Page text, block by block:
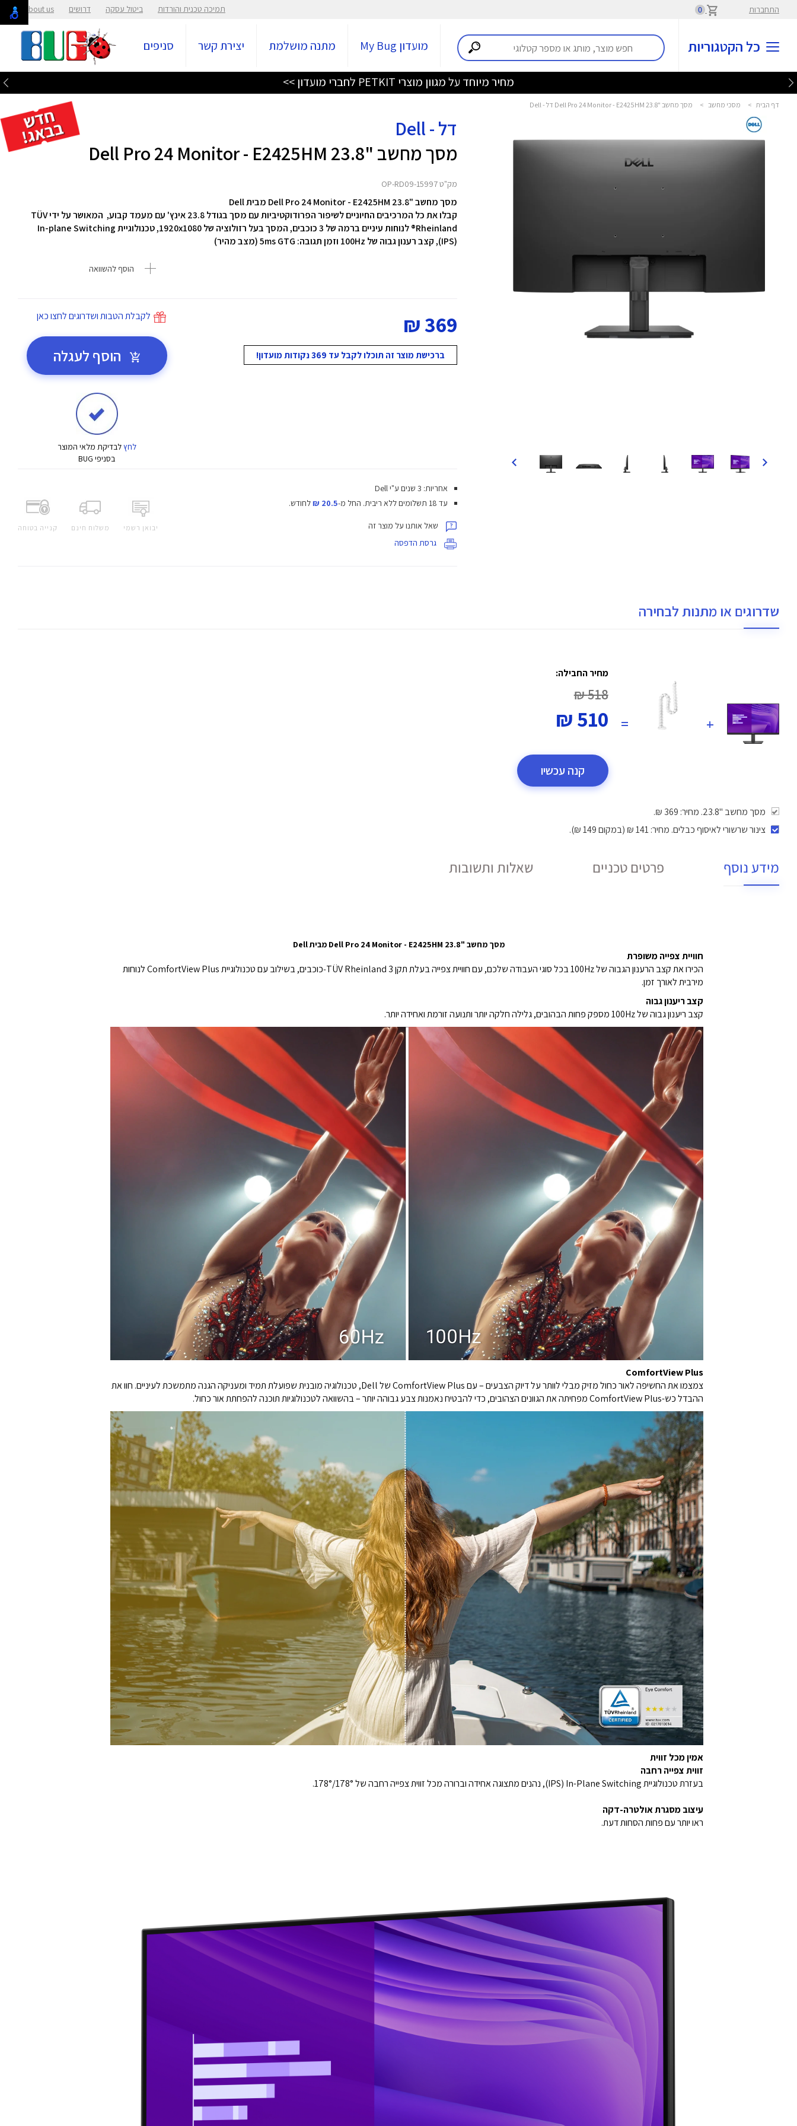
התחברות 0 תמיכה טכנית והורדות ביטול עסקה דרושים About us
כל הקטגוריות מועדון My Bug מתנה מושלמת יצירת קשר סניפים
מחיר מיוחד על מגוון מוצרי PETKIT לחברי מועדון >>
דף הבית > מסכי מחשב > מסך מחשב "23.8 Dell Pro 24 Monitor - E2425HM דל - Dell
דל - Dell
מסך מחשב "23.8 Dell Pro 24 Monitor - E2425HM
מק"ט OP-RD09-15997
מסך מחשב "23.8 Dell Pro 24 Monitor - E2425HM מבית Dell
קבלו את כל המרכיבים החיוניים לשיפור הפרודוקטיביות עם מסך בגודל ‎23.8‎ אינץ' עם מעמד קבוע, המאושר על ידי TÜV
Rheinland® לנוחות עיניים ברמה של 3 כוכבים, המסך בעל רזולוציה של ‎1920x1080‎, טכנולוגיית In-plane Switching
‏(IPS)‎, קצב רענון גבוה של ‎100Hz וזמן תגובה: ‎‎5ms GTG (מצב מהיר)‎
הוסף להשוואה
369 ₪
ברכישת מוצר זה תוכלו לקבל עד 369 נקודות מועדון!
לקבלת הטבות ושדרוגים לחצו כאן
הוסף לעגלה
לחץלבדיקת מלאי המוצר
בסניפי BUG
יבואן רשמי משלוח חינם קנייה בטוחה
אחריות: 3 שנים ע"י Dell
עד 18 תשלומים ללא ריבית.
החל מ-20.5 ₪ לחודש.
שאל אותנו על מוצר זה
גרסת הדפסה
שדרוגים או מתנות לבחירה
+
=
מחיר החבילה:
518 ₪
510 ₪
קנה עכשיו
מסך מחשב "23.8. מחיר: 369 ₪.
צינור שרשורי לאיסוף כבלים. מחיר: 141 ₪ (במקום 149 ₪).
מידע נוסף פרטים טכניים שאלות ותשובות
מסך מחשב "23.8 Dell Pro 24 Monitor - E2425HM מבית Dell
חוויית צפייה משופרת
הכירו את קצב הרענון הגבוה של ‎100Hz‎ בכל סוגי העבודה שלכם, עם חוויית צפייה בעלת תקן ‎TÜV Rheinland‎ ‎3‑כוכבים‎, בשילוב עם טכנולוגיית ‎ComfortView Plus‎ לנוחות
מירבית לאורך זמן.
קצב ריענון גבוה
קצב ריענון גבוה של ‎100Hz‎ מספק פחות הבהובים, גלילה חלקה יותר ותנועה זורמת ואחידה יותר.
ComfortView Plus
צמצמו את החשיפה לאור כחול מזיק מבלי לוותר על דיוק הצבעים – עם ComfortView Plus של Dell, טכנולוגיה מובנית שפועלת תמיד ומעניקה הגנה מתמשכת לעיניים. חוו את
ההבדל כש-ComfortView Plus מפחיתה את הגוונים הצהובים, כדי להבטיח נאמנות צבע גבוהה יותר – בהשוואה לטכנולוגיות תוכנה להפחתת אור כחול.
אמין מכל זווית
זווית צפייה רחבה
בעזרת טכנולוגיית In-Plane Switching ‏(IPS), נהנים מתצוגה אחידה וברורה מכל זווית צפייה רחבה של ‎178°/178°‎.
עיצוב מסגרת אולטרה-דקה
ראו יותר עם פחות הסחות דעת.